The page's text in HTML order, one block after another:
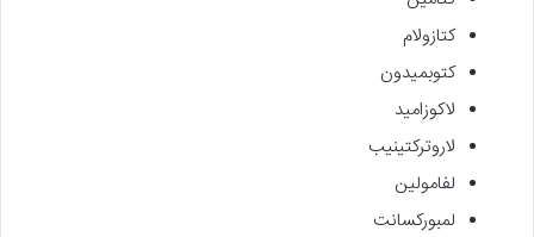
کتازولام
کتوبمیدون
لاکوزامید
لاروترکتینیب
لفامولین
لمبورکسانت